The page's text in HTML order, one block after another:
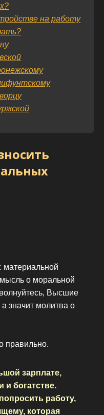
на работу
материальной
мысль о моральной
Высшие
значит молитва о
правильно.
зарплате,
и богатстве.
работу,
которая